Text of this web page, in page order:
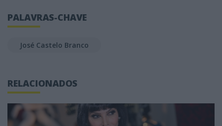
PALAVRAS-CHAVE
José Castelo Branco
RELACIONADOS